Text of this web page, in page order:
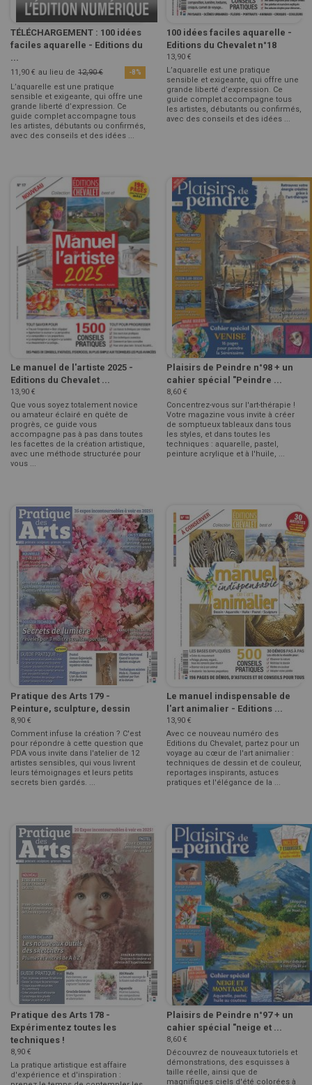
TÉLÉCHARGEMENT : 100 idées
faciles aquarelle - Editions du
...
11,90 € au lieu de 12,90 € -8%
L’aquarelle est une pratique
sensible et exigeante, qui offre une
grande liberté d’expression. Ce
guide complet accompagne tous
les artistes, débutants ou confirmés,
avec des conseils et des idées ...
100 idées faciles aquarelle -
Editions du Chevalet n°18
13,90 €
L’aquarelle est une pratique
sensible et exigeante, qui offre une
grande liberté d’expression. Ce
guide complet accompagne tous
les artistes, débutants ou confirmés,
avec des conseils et des idées ...
Le manuel de l'artiste 2025 -
Editions du Chevalet ...
13,90 €
Que vous soyez totalement novice
ou amateur éclairé en quête de
progrès, ce guide vous
accompagne pas à pas dans toutes
les facettes de la création artistique,
avec une méthode structurée pour
vous ...
Plaisirs de Peindre n°98 + un
cahier spécial "Peindre ...
8,60 €
Concentrez-vous sur l'art-thérapie !
Votre magazine vous invite à créer
de somptueux tableaux dans tous
les styles, et dans toutes les
techniques : aquarelle, pastel,
peinture acrylique et à l'huile, ...
Pratique des Arts 179 -
Peinture, sculpture, dessin
8,90 €
Comment infuse la création ? C'est
pour répondre à cette question que
PDA vous invite dans l'atelier de 12
artistes sensibles, qui vous livrent
leurs témoignages et leurs petits
secrets bien gardés. ...
Le manuel indispensable de
l'art animalier - Editions ...
13,90 €
Avec ce nouveau numéro des
Editions du Chevalet, partez pour un
voyage au cœur de l'art animalier :
techniques de dessin et de couleur,
reportages inspirants, astuces
pratiques et l'élégance de la ...
Pratique des Arts 178 -
Expérimentez toutes les
techniques !
8,90 €
La pratique artistique est affaire
d'expérience et d'inspiration :
Plaisirs de Peindre n°97 + un
cahier spécial "neige et ...
8,60 €
Découvrez de nouveaux tutoriels et
démonstrations, des esquisses à
taille réelle, ainsi que de
magnifiques ciels d'été colorées à